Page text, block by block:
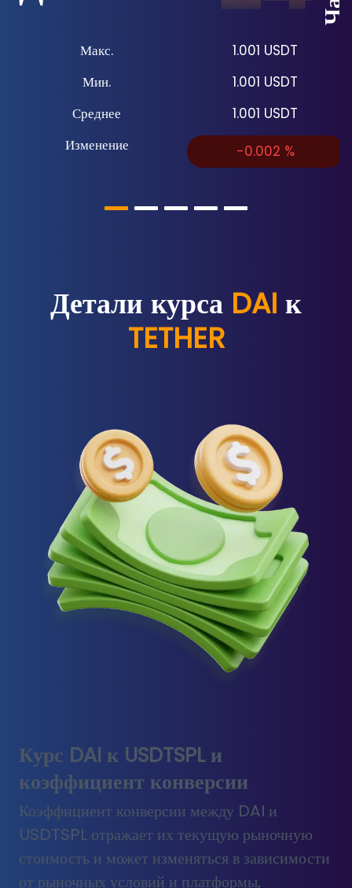
Макс.
Мин.
Среднее
Изменение
1.001 USDT
1.001 USDT
1.001 USDT
-0.002 %
Детали курса DAI к
TETHER
Курс DAI к USDTSPL и
коэффициент конверсии
Коэффициент конверсии между DAI и
USDTSPL отражает их текущую рыночную
стоимость и может изменяться в зависимости
от рыночных условий и платформы,